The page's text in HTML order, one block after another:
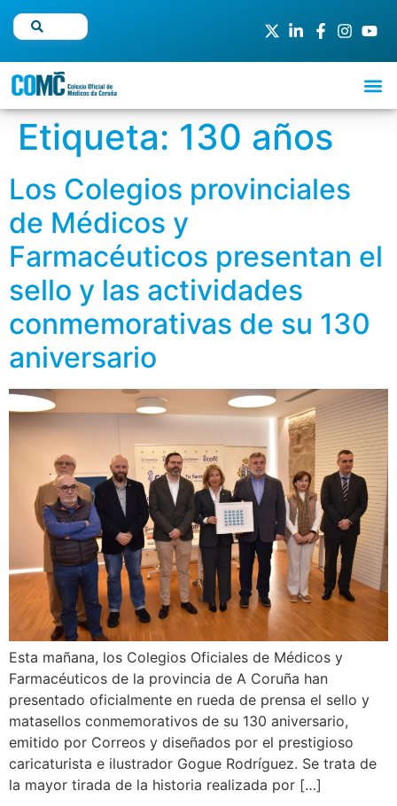
Etiqueta: 130 años
Los Colegios provinciales
de Médicos y
Farmacéuticos presentan el
sello y las actividades
conmemorativas de su 130
aniversario
Esta mañana, los Colegios Oficiales de Médicos y
Farmacéuticos de la provincia de A Coruña han
presentado oficialmente en rueda de prensa el sello y
matasellos conmemorativos de su 130 aniversario,
emitido por Correos y diseñados por el prestigioso
caricaturista e ilustrador Gogue Rodríguez. Se trata de
la mayor tirada de la historia realizada por […]